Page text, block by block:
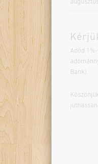
Adód
Bank).